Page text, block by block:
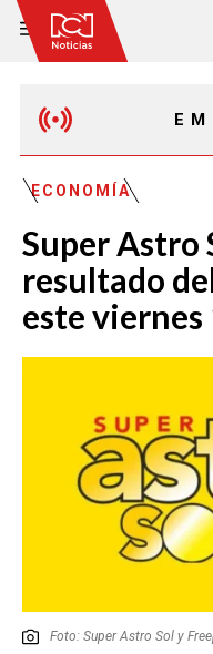
ECONOMÍA
Super Astro
resultado
este
Foto: Super Astro Sol y